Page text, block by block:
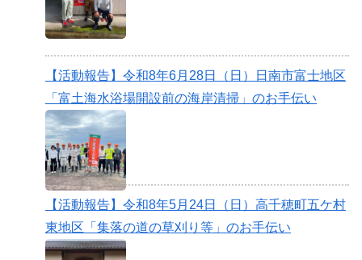
【活動報告】令和8年6月28日（日）日南市富士地区
「富土海水浴場開設前の海岸清掃」のお手伝い
【活動報告】令和8年5月24日（日）高千穂町五ケ村
東地区「集落の道の草刈り等」のお手伝い